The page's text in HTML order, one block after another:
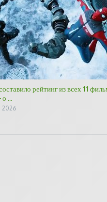
рейтинг из всех 11
...
2026